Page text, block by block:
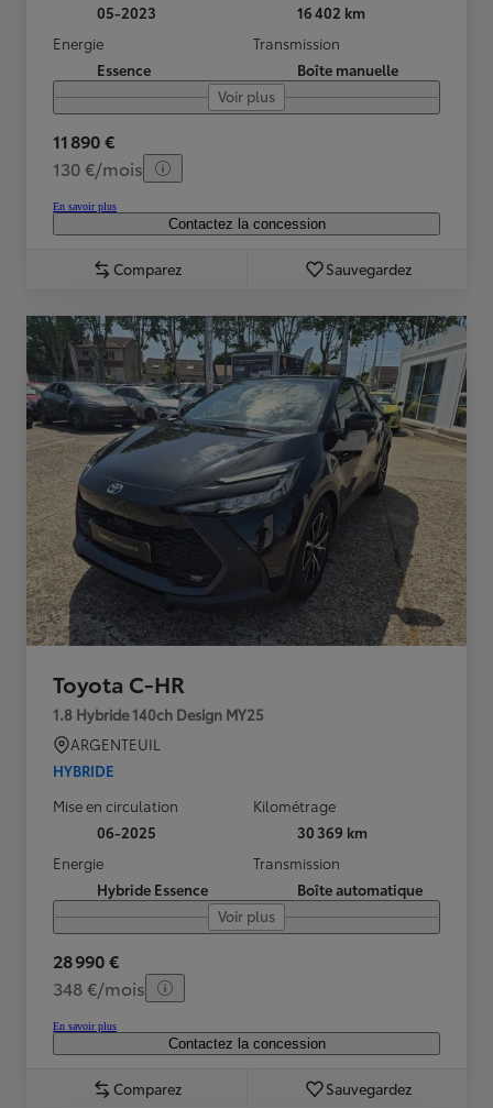
05-2023
16 402 km
Energie
Essence
Transmission
Boîte manuelle
Voir plus
11 890 €
130 €/mois
En savoir plus
Contactez la concession
Comparez Sauvegardez
Toyota C-HR
1.8 Hybride 140ch Design MY25
ARGENTEUIL
HYBRIDE
Mise en circulation
06-2025
Kilométrage
30 369 km
Energie
Hybride Essence
Transmission
Boîte automatique
Voir plus
28 990 €
348 €/mois
En savoir plus
Contactez la concession
Comparez Sauvegardez